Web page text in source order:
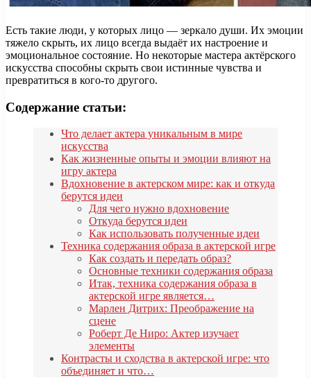
Есть такие люди, у которых лицо — зеркало души. Их эмоции
тяжело скрыть, их лицо всегда выдаёт их настроение и
эмоциональное состояние. Но некоторые мастера актёрского
искусства способны скрыть свои истинные чувства и
превратиться в кого-то другого.
Содержание статьи:
Что делает актера уникальным в мире
искусства
Как жизненные опыты и эмоции влияют на
игру актера
Вдохновение в актерском мире: как и откуда
берутся идеи
Для чего нужно вдохновение
Откуда берутся идеи
Как использовать полученные идеи
Техника содержания образа в актерской игре
Как создать и передать образ?
Основные техники содержания образа
Итак, техника содержания образа в
актерской игре является…
Марлен Дитрих: Преображение на
сцене
Роберт Де Ниро: Актер изучает
элементы
Контрасты и сходства в актерской игре: что
объединяет и что…